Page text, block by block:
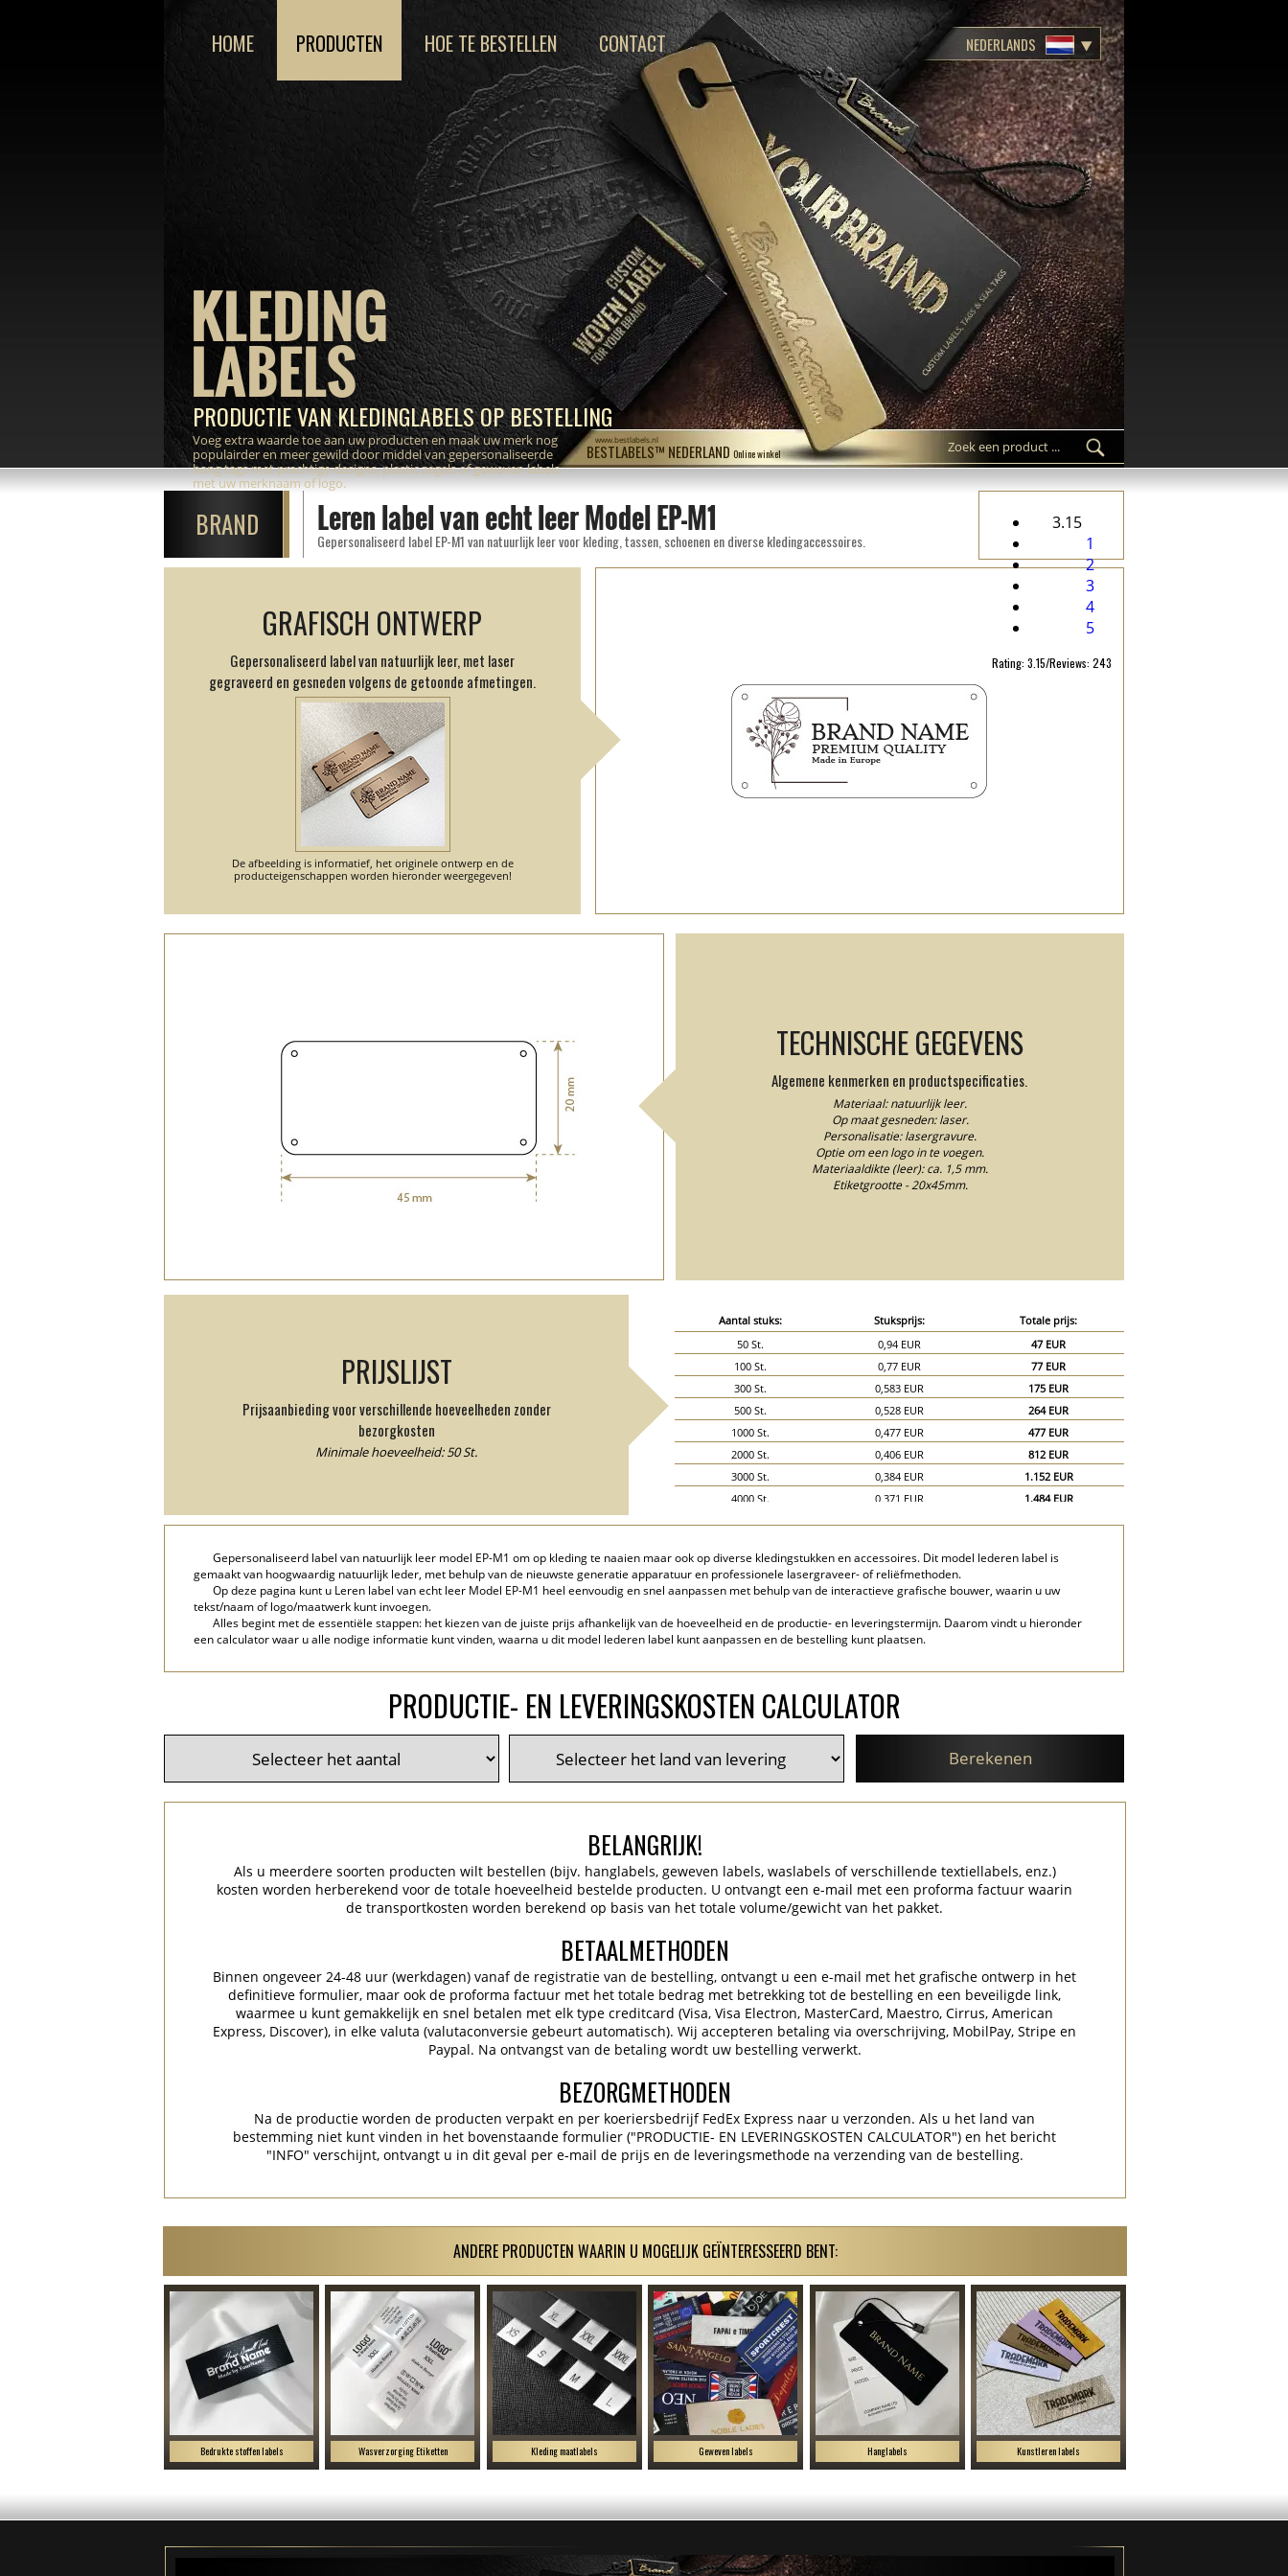
BESTLABELS™ NEDERLAND Online winkel
www.bestlabels.nl
KLEDING
LABELS
PRODUCTIE VAN KLEDINGLABELS OP BESTELLING
Voeg extra waarde toe aan uw producten en maak uw merk nog
populairder en meer gewild door middel van gepersonaliseerde
hang tags met prachtige designs, plastic zegels of geweven labels
met uw merknaam of logo.
HOME PRODUCTEN HOE TE BESTELLEN CONTACT NEDERLANDS
BRAND Leren label van echt leer Model EP-M1
Gepersonaliseerd label EP-M1 van natuurlijk leer voor kleding, tassen, schoenen en diverse kledingaccessoires.
3.15
1
2
3
4
5
Rating: 3.15/Reviews: 243
GRAFISCH ONTWERP
Gepersonaliseerd label van natuurlijk leer, met laser
gegraveerd en gesneden volgens de getoonde afmetingen.
De afbeelding is informatief, het originele ontwerp en de
producteigenschappen worden hieronder weergegeven!
TECHNISCHE GEGEVENS
Algemene kenmerken en productspecificaties.
Materiaal: natuurlijk leer.
Op maat gesneden: laser.
Personalisatie: lasergravure.
Optie om een logo in te voegen.
Materiaaldikte (leer): ca. 1,5 mm.
Etiketgrootte - 20x45mm.
PRIJSLIJST
Prijsaanbieding voor verschillende hoeveelheden zonder
bezorgkosten
Minimale hoeveelheid: 50 St.
Aantal stuks: Stuksprijs:
Totale prijs:
50 St.
0,94 EUR
47 EUR
100 St.
0,77 EUR
77 EUR
300 St.
0,583 EUR
175 EUR
500 St.
0,528 EUR
264 EUR
1000 St.
0,477 EUR
477 EUR
2000 St.
0,406 EUR
812 EUR
3000 St.
0,384 EUR
1.152 EUR
4000 St.
0,371 EUR
1.484 EUR
Gepersonaliseerd label van natuurlijk leer model EP-M1 om op kleding te naaien maar ook op diverse kledingstukken en accessoires. Dit model lederen label is
gemaakt van hoogwaardig natuurlijk leder, met behulp van de nieuwste generatie apparatuur en professionele lasergraveer- of reliëfmethoden.
Op deze pagina kunt u Leren label van echt leer Model EP-M1 heel eenvoudig en snel aanpassen met behulp van de interactieve grafische bouwer, waarin u uw
tekst/naam of logo/maatwerk kunt invoegen.
Alles begint met de essentiële stappen: het kiezen van de juiste prijs afhankelijk van de hoeveelheid en de productie- en leveringstermijn. Daarom vindt u hieronder
een calculator waar u alle nodige informatie kunt vinden, waarna u dit model lederen label kunt aanpassen en de bestelling kunt plaatsen.
PRODUCTIE- EN LEVERINGSKOSTEN CALCULATOR
Berekenen
BELANGRIJK!
Als u meerdere soorten producten wilt bestellen (bijv. hanglabels, geweven labels, waslabels of verschillende textiellabels, enz.)
kosten worden herberekend voor de totale hoeveelheid bestelde producten. U ontvangt een e-mail met een proforma factuur waarin
de transportkosten worden berekend op basis van het totale volume/gewicht van het pakket.
BETAALMETHODEN
Binnen ongeveer 24-48 uur (werkdagen) vanaf de registratie van de bestelling, ontvangt u een e-mail met het grafische ontwerp in het
definitieve formulier, maar ook de proforma factuur met het totale bedrag met betrekking tot de bestelling en een beveiligde link,
waarmee u kunt gemakkelijk en snel betalen met elk type creditcard (Visa, Visa Electron, MasterCard, Maestro, Cirrus, American
Express, Discover), in elke valuta (valutaconversie gebeurt automatisch). Wij accepteren betaling via overschrijving, MobilPay, Stripe en
Paypal. Na ontvangst van de betaling wordt uw bestelling verwerkt.
BEZORGMETHODEN
Na de productie worden de producten verpakt en per koeriersbedrijf FedEx Express naar u verzonden. Als u het land van
bestemming niet kunt vinden in het bovenstaande formulier ("PRODUCTIE- EN LEVERINGSKOSTEN CALCULATOR") en het bericht
"INFO" verschijnt, ontvangt u in dit geval per e-mail de prijs en de leveringsmethode na verzending van de bestelling.
ANDERE PRODUCTEN WAARIN U MOGELIJK GEÏNTERESSEERD BENT:
Bedrukte stoffen labels Wasverzorging Etiketten Kleding maatlabels Geweven labels Hanglabels Kunstleren labels